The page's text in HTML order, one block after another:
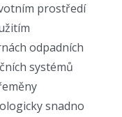
prostředí
odpadních
systémů
snadno